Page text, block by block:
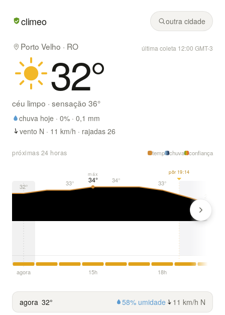
Em Porto Velho/RO hoje: céu limpo, mínima de 24° e
climeo outra cidade
Porto Velho · RO última coleta 12:00 GMT-3
32°
céu limpo · sensação 36°
chuva hoje · 0% · 0,1 mm
vento N · 11 km/h · rajadas 26
próximas 24 horas temp chuva confiança
32° 33° 34° 34°
33°
máx
agora 15h 18h
pôr 19:14
agora 32° 58% umidade 11 km/h N